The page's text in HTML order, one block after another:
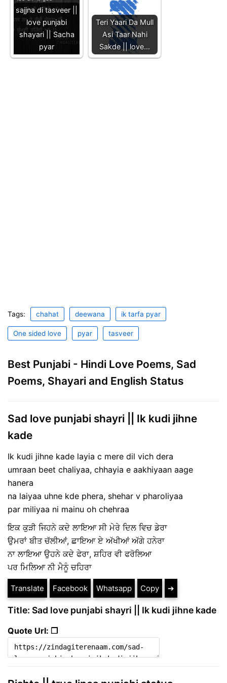
sajjna di tasveer ||
love punjabi
shayari || Sacha
pyar
Teri Yaari Da Mull
Asi Taar Nahi
Sakde || love…
Tags: chahat deewana ik tarfa pyar
One sided love pyar tasveer
Best Punjabi - Hindi Love Poems, Sad
Poems, Shayari and English Status
Sad love punjabi shayri || Ik kudi jihne
kade
Ik kudi jihne kade layia c mere dil vich dera
umraan beet chaliyaa, chhayia e aakhiyaan aage
hanera
na laiyaa uhne kde phera, shehar v pharoliyaa
par miliyaa ni mainu oh chehraa
ਇਕ ਕੁੜੀ ਜਿਹਨੇ ਕਦੇ ਲਾਇਆ ਸੀ ਮੇਰੇ ਦਿਲ ਵਿਚ ਡੇਰਾ
ਉਮਰਾਂ ਬੀਤ ਚੱਲੀਆਂ, ਛਾਇਆ ਏ ਅੱਖੀਆਂ ਅੱਗੇ ਹਨੇਰਾ
ਨਾ ਲਾਇਆ ਉਹਨੇ ਕਦੇ ਫੇਰਾ, ਸ਼ਹਿਰ ਵੀ ਫਰੋਲਿਆ
ਪਰ ਮਿਲਿਆ ਨੀ ਮੈਨੂੰ ਚਹਿਰਾ
Translate Facebook Whatsapp Copy ➔
Title: Sad love punjabi shayri || Ik kudi jihne kade
Quote Url: ❐